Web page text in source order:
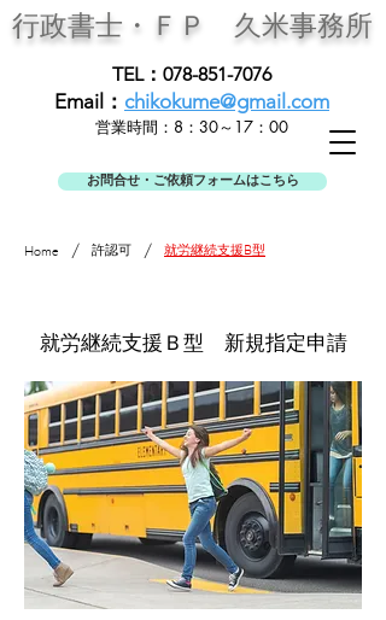
行政書士・ＦＰ 久米事務所
TEL：078-851-7076
Email： chikokume@gmail.com
営業時間：8：30～17：00
お問合せ・ご依頼フォームはこちら
Home / 許認可 / 就労継続支援B型
就労継続支援Ｂ型 新規指定申請